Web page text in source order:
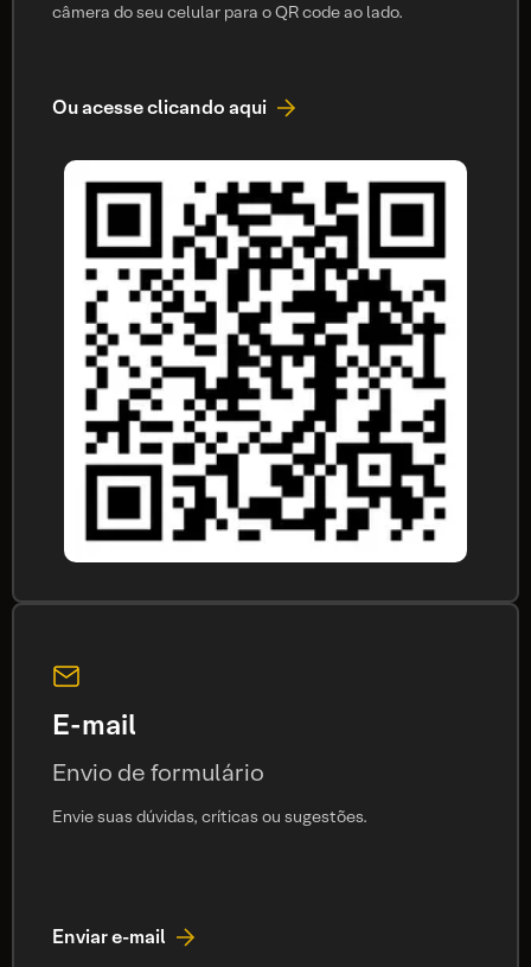
câmera do seu celular para o QR code ao lado.
Ou acesse clicando aqui
E-mail
Envio de formulário
Envie suas dúvidas, críticas ou sugestões.
Enviar e-mail